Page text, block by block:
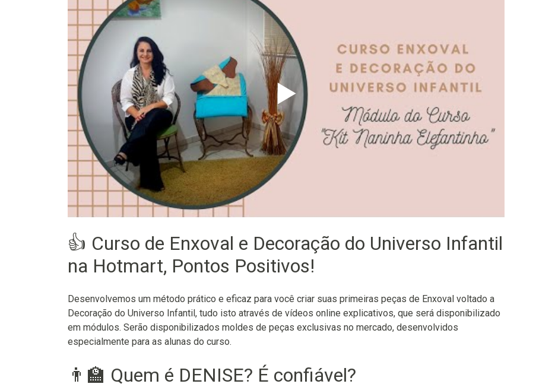
▶️
👍 Curso de Enxoval e Decoração do Universo Infantil
na Hotmart, Pontos Positivos!
Desenvolvemos um método prático e eficaz para você criar suas primeiras peças de Enxoval voltado a
Decoração do Universo Infantil, tudo isto através de vídeos online explicativos, que será disponibilizado
em módulos. Serão disponibilizados moldes de peças exclusivas no mercado, desenvolvidos
especialmente para as alunas do curso.
👨‍🏫 Quem é DENISE? É confiável?